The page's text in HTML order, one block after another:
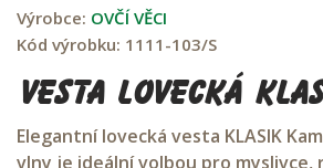
Výrobce: OVČÍ VĚCI
Kód výrobku: 1111-103/S
Vesta lovecká
Elegantní lovecká vesta KLASIK
vlny je ideální volbou pro myslivce,